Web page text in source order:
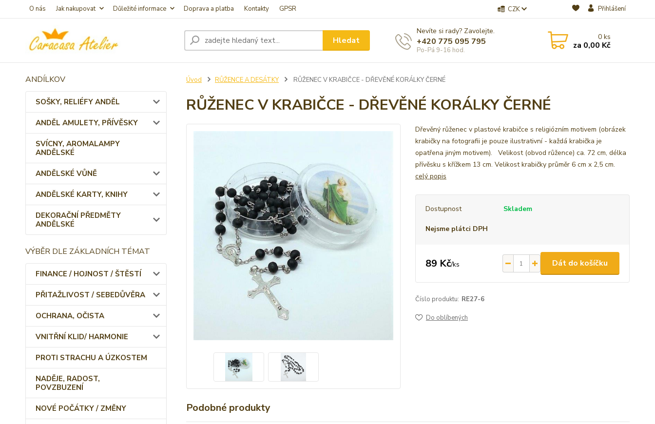
O nás Jak nakupovat Důležité informace Doprava a platba Kontakty GPSR CZK Přihlášení
Hledat
Nevíte si rady? Zavolejte.
+420 775 095 795
Po-Pá 9-16 hod.
0ks
za 0,00 Kč
ANDÍLKOV
SOŠKY, RELIÉFY ANDĚL
ANDĚL AMULETY, PŘÍVĚSKY
SVÍCNY, AROMALAMPY
ANDĚLSKÉ
ANDĚLSKÉ VŮNĚ
ANDĚLSKÉ KARTY, KNIHY
DEKORAČNÍ PŘEDMĚTY
ANDĚLSKÉ
VÝBĚR DLE ZÁKLADNÍCH TÉMAT
FINANCE / HOJNOST / ŠTĚSTÍ
PŘITAŽLIVOST / SEBEDŮVĚRA
OCHRANA, OČISTA
VNITŘNÍ KLID/ HARMONIE
PROTI STRACHU A ÚZKOSTEM
NADĚJE, RADOST,
POVZBUZENÍ
NOVÉ POČÁTKY / ZMĚNY
Úvod RŮŽENCE A DESÁTKY RŮŽENEC V KRABIČCE - DŘEVĚNÉ KORÁLKY ČERNÉ
RŮŽENEC V KRABIČCE - DŘEVĚNÉ KORÁLKY ČERNÉ
Dřevěný růženec v plastové krabičce s religiózním motivem (obrázek
krabičky na fotografii je pouze ilustrativní - každá krabička je
opatřena jiným motivem). Velikost (obvod růžence) ca. 72 cm, délka
přívěsku s křížkem 13 cm. Velikost krabičky průměr 6 cm x 2,5 cm.
celý popis
Dostupnost Skladem
Nejsme plátci DPH
89 Kč/ks Dát do košíčku
Číslo produktu: RE27-6
Do oblíbených
Podobné produkty